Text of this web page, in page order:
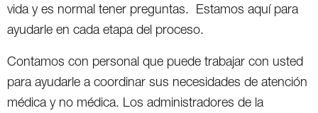
vida y es normal tener preguntas. Estamos aquí para
ayudarle en cada etapa del proceso.
Contamos con personal que puede trabajar con usted
para ayudarle a coordinar sus necesidades de atención
médica y no médica. Los administradores de la